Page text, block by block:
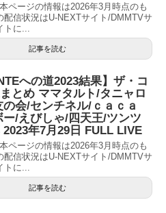
ページの情報は2026年3月時点のも
配信状況はU-NEXTサイト/DMMTVサ
トに...
記事を読む
への道2023結果】ザ・コ
とめ ママタルト/タニャロ
会/センチネル/ｃａｃａ
ー/えびしゃ/四天王/ツンツ
年7月29日 FULL LIVE
ページの情報は2026年3月時点のも
配信状況はU-NEXTサイト/DMMTVサ
トに...
記事を読む